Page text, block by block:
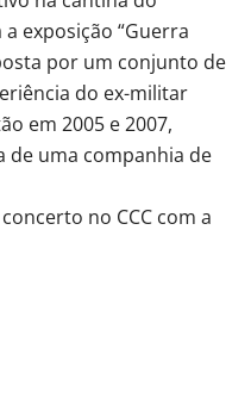
exposição “Guerra
por um conjunto de
do ex-militar
em 2005 e 2007,
de uma companhia de
no CCC com a